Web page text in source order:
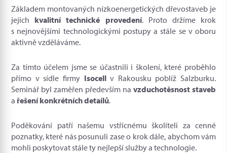
Základem montovaných nízkoenergetických dřevostaveb je
jejich kvalitní technické provedení. Proto držíme krok
s nejnovějšími technologickými postupy a stále se v oboru
aktivně vzděláváme.
Za tímto účelem jsme se účastnili i školení, které proběhlo
přímo v sídle firmy Isocellv Rakousku poblíž Salzburku.
Seminář byl zaměřen především na vzduchotěsnost staveb
a řešení konkrétních detailů.
Poděkování patří našemu vstřícnému školiteli za cenné
poznatky, které nás posunuli zase o krok dále, abychom vám
mohli poskytovat stále ty nejlepší služby a technologie.